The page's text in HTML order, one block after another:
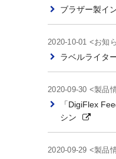
ブラザー製イ
2020-10-01 <お知
ラベルライタ
2020-09-30 <製品
「DigiFlex
シン
2020-09-29 <製品